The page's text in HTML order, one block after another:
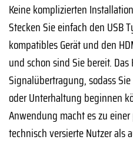
Keine komplizierten
Stecken Sie einfach den USB
kompatibles Gerät und den
und schon sind Sie bereit.
Signalübertragung, sodass
oder Unterhaltung beginnen
Anwendung macht es zu
technisch versierte Nutzer als